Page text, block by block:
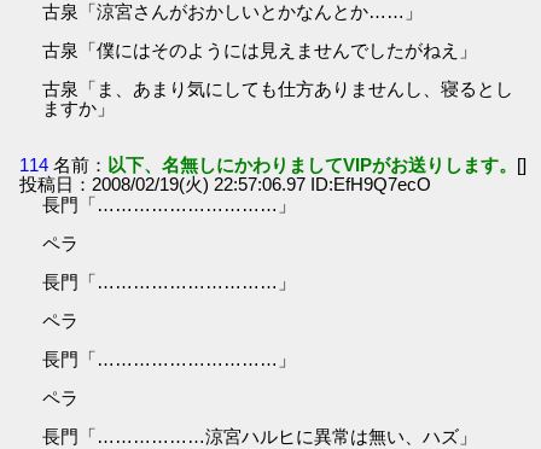
古泉「涼宮さんがおかしいとかなんとか……」
古泉「僕にはそのようには見えませんでしたがねえ」
古泉「ま、あまり気にしても仕方ありませんし、寝るとし
ますか」
114 名前： 以下、名無しにかわりましてVIPがお送りします。 []
投稿日：2008/02/19(火) 22:57:06.97 ID:EfH9Q7ecO
長門「…………………………」
ペラ
長門「…………………………」
ペラ
長門「…………………………」
ペラ
長門「………………涼宮ハルヒに異常は無い、ハズ」